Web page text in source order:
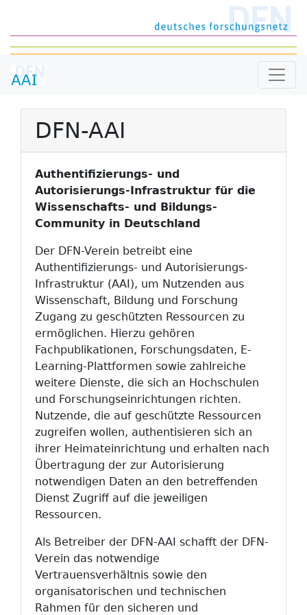
DFN-AAI
Authentifizierungs- und
Autorisierungs-Infrastruktur für die
Wissenschafts- und Bildungs-
Community in Deutschland
Der DFN-Verein betreibt eine
Authentifizierungs- und Autorisierungs-
Infrastruktur (AAI), um Nutzenden aus
Wissenschaft, Bildung und Forschung
Zugang zu geschützten Ressourcen zu
ermöglichen. Hierzu gehören
Fachpublikationen, Forschungsdaten, E-
Learning-Plattformen sowie zahlreiche
weitere Dienste, die sich an Hochschulen
und Forschungseinrichtungen richten.
Nutzende, die auf geschützte Ressourcen
zugreifen wollen, authentisieren sich an
ihrer Heimateinrichtung und erhalten nach
Übertragung der zur Autorisierung
notwendigen Daten an den betreffenden
Dienst Zugriff auf die jeweiligen
Ressourcen.
Als Betreiber der DFN-AAI schafft der DFN-
Verein das notwendige
Vertrauensverhältnis sowie den
organisatorischen und technischen
Rahmen für den sicheren und